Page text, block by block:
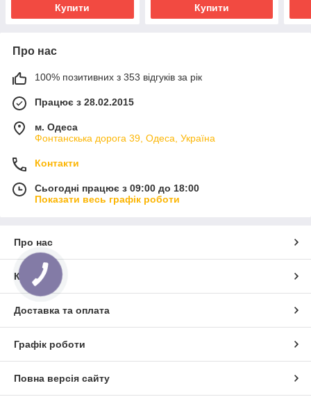
Купити Купити
Про нас
100% позитивних з 353 відгуків за рік
Працює з 28.02.2015
м. Одеса
Фонтанскька дорога 39, Одеса, Україна
Контакти
Сьогодні працює з 09:00 до 18:00
Показати весь графік роботи
Про нас
Контакти
Доставка та оплата
Графік роботи
Повна версія сайту